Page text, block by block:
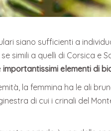
siano sufficienti a
simili a quelli di Corsica e
importantissimi elementi di
la femmina ha le ali
di cui i crinali del